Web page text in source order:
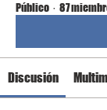
Público · 87
Discusión